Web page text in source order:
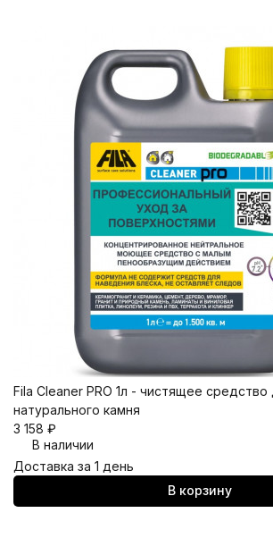
Fila Cleaner PRO 1л - чистящее
натурального камня
3 158 ₽
В наличии
Доставка за 1 день
В корзину